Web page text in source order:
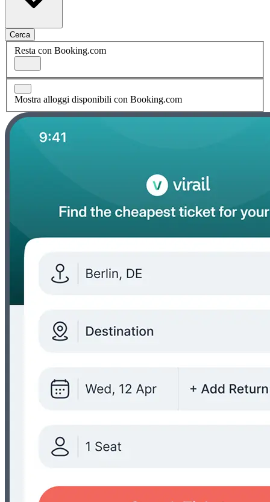
Cerca
Resta con Booking.com
Mostra alloggi disponibili con Booking.com